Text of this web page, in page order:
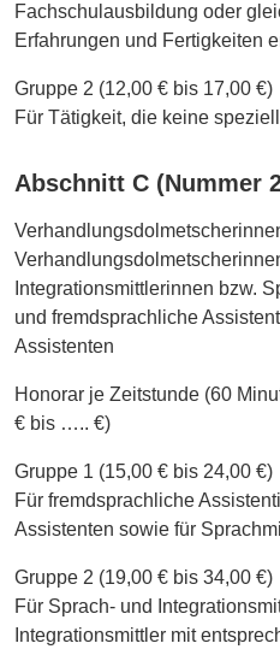
Fachschulausbildung oder
Erfahrungen und Fertigkeiten
Gruppe 2 (12,00 € bis 17,00 €)
Für Tätigkeit, die keine
Abschnitt C (Nummer
Integrationsmittlerinnen bzw.
und fremdsprachliche
Assistenten
Honorar je Zeitstunde (60
€ bis ….. €)
Gruppe 1 (15,00 € bis 24,00 €)
Für fremdsprachliche
Assistenten sowie für
Gruppe 2 (19,00 € bis 34,00 €)
Für Sprach- und
Integrationsmittler mit